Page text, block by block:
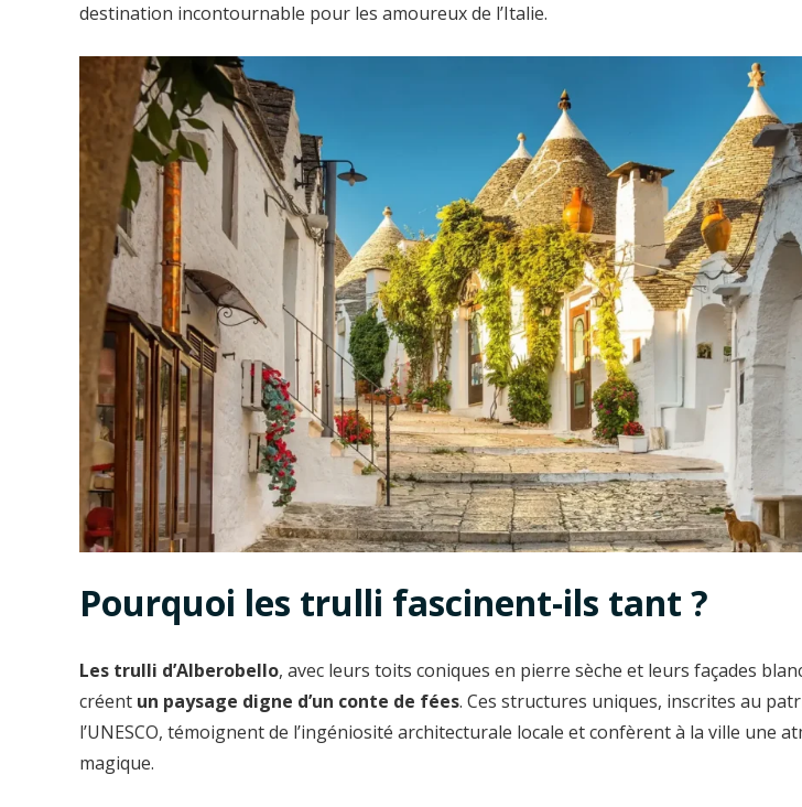
destination incontournable pour les amoureux de l’Italie.
Pourquoi les trulli fascinent-ils tant ?
Les trulli d’Alberobello, avec leurs toits coniques en pierre sèche et leurs façades
créent un paysage digne d’un conte de fées. Ces structures uniques, inscrites au
l’UNESCO, témoignent de l’ingéniosité architecturale locale et confèrent à la ville une
magique.